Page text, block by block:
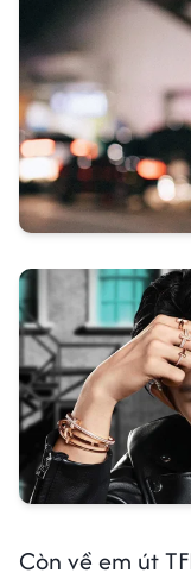
Còn về em út